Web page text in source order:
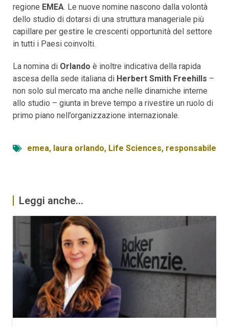
regione EMEA. Le nuove nomine nascono dalla volontà
dello studio di dotarsi di una struttura manageriale più
capillare per gestire le crescenti opportunità del settore
in tutti i Paesi coinvolti.
La nomina di Orlando è inoltre indicativa della rapida
ascesa della sede italiana di Herbert Smith Freehills –
non solo sul mercato ma anche nelle dinamiche interne
allo studio – giunta in breve tempo a rivestire un ruolo di
primo piano nell’organizzazione internazionale.
emea, laura orlando, Life Sciences, responsabile
Leggi anche...